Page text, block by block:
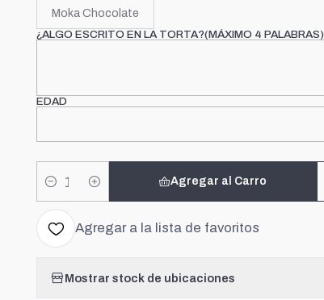
Moka Chocolate
¿ALGO ESCRITO EN LA TORTA?(MÁXIMO 4 PALABRAS)
EDAD
Cantidad
Agregar al Carro
Agregar a la lista de favoritos
Mostrar stock de ubicaciones